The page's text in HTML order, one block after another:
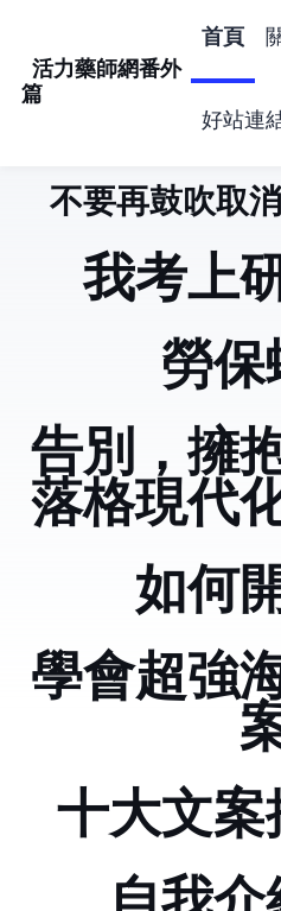
活力藥師網番外
篇
首頁
好站連
活力藥
不要再鼓吹取
我考上
勞保
告別 Hugo，擁
落格現代
如何開始
學會超強
十大文案